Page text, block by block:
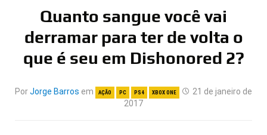
Quanto sangue você vai
derramar para ter de volta o
que é seu em Dishonored 2?
PorJorge Barros em AÇÃO PC PS4 XBOX ONE
21 de janeiro de
2017